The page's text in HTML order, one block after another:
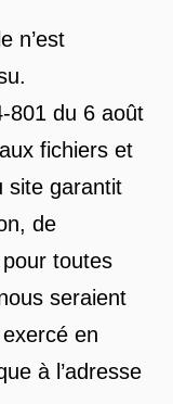
n’est
801 du 6 août
fichiers et
site garantit
de
toutes
seraient
en
à l’adresse